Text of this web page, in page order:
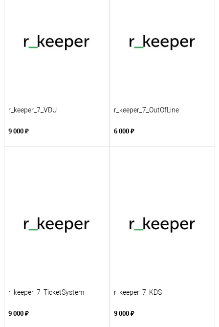
r_keeper_7_VDU
9 000 ₽
r_keeper_7_OutOfLine
6 000 ₽
r_keeper_7_TicketSystem
9 000 ₽
r_keeper_7_KDS
9 000 ₽